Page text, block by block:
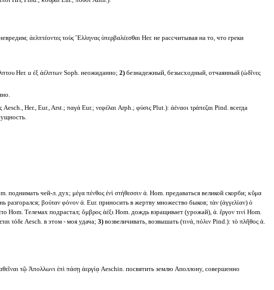
ἀελπτέοντες τοὺς Ἓλληνας ὑπερβαλέεσθαι Her. не рассчитывая на то, что греки
Her. и ἐξ ἀέλπτων Soph. неожиданно; 2)безнадежный, безысходный, отчаянный (ὠδῖνες
Her., Eur., Arst.; παγά Eur.; νεφέλαι Arph.; φύσις Plut.): ἀέναοι τράπεζαι Pind. всегда
поднимать чей-л. дух; μέγα πένθος ἐνὶ στήθεσσιν ἀ. Hom. предаваться великой скорби; κῦμα
разгорался; βούταν φόνον ἀ. Eur. приносить в жертву множество быков; τὰν (ἀγγελίαν) ὁ
Hom. Телемах подрастал; ὄμβρος ἀέξι Hom. дождь взращивает (урожай), ἀ. ἔργον τινί Hom.
τόδε Aesch. в этом - моя удача; 3)возвеличивать, возвышать (τινά, πόλιν Pind.): τὸ πλῆθος ἀ.
τῷ Ἀπολλωνι ἐπὶ πάσῃ ἀεργίᾳ Aeschin. посвятить землю Аполлону, совершенно